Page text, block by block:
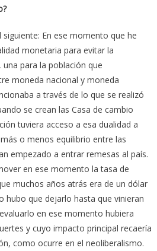
siguiente: En ese momento que he
monetaria para evitar la
para la población que
moneda nacional y moneda
a través de lo que se realizó
se crean las Casa de cambio
tuviera acceso a esa dualidad a
o menos equilibrio entre las
empezado a entrar remesas al país.
en ese momento la tasa de
muchos años atrás era de un dólar
hubo que dejarlo hasta que vinieran
en ese momento hubiera
y cuyo impacto principal recaería
como ocurre en el neoliberalismo.